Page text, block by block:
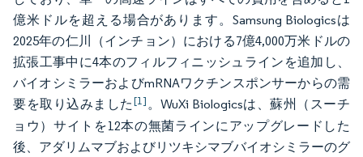
億米ドルを超える場合があります。Samsung Biologicsは
2025年の仁川（インチョン）における7億4,000万米ドルの
拡張工事中に4本のフィルフィニッシュラインを追加し、
バイオシミラーおよびmRNAワクチンスポンサーからの需
要を取り込みました[1]。WuXi Biologicsは、蘇州（スーチ
ョウ）サイトを12本の無菌ラインにアップグレードした
後、アダリムマブおよびリツキシマブバイオシミラーのグ